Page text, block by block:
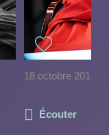
18 octobre 2013
Écouter